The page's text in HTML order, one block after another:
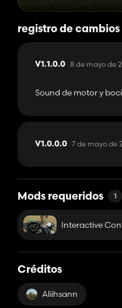
registro de cambios
V1.1.0.0 8 de mayo de
Sound de motor y
V1.0.0.0 7 de mayo de
Mods requeridos 1
Interactive
Créditos
Aliihsann